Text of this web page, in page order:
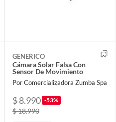
GENERICO
Cámara Solar Falsa Con
Sensor De Movimiento
Por Comercializadora Zumba Spa
$ 8.990 -53%
$ 18.990